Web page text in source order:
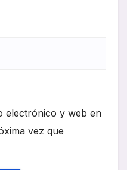
electrónico y web en
vez que